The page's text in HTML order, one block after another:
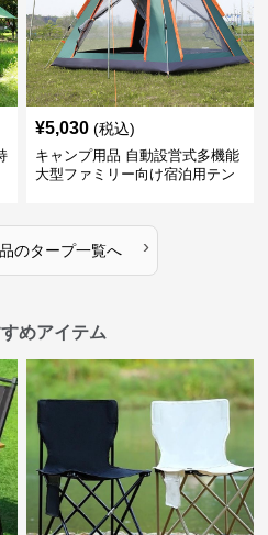
¥5,030 (税込)
キャンプ用品 自動設営式多機能
大型ファミリー向け宿泊用テン
のタープ一覧へ ›
めアイテム